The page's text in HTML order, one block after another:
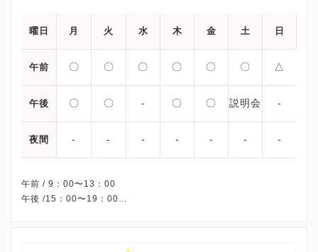
曜日 月 火 水 木 金 土 日
午前 〇 〇 〇 〇 〇 〇 △
午後 〇 〇 - 〇 〇 説明会 -
夜間 - - - - - - -
午前 / 9：00〜13：00
午後 /15：00〜19：00